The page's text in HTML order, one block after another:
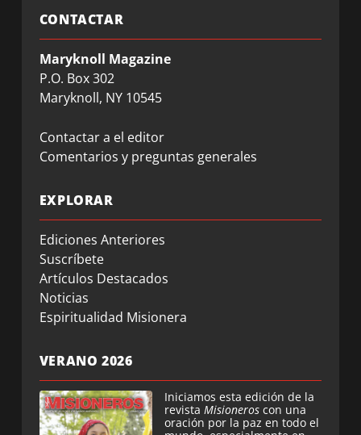
CONTACTAR
Maryknoll Magazine
P.O. Box 302
Maryknoll, NY 10545
Contactar a el editor
Comentarios y preguntas generales
EXPLORAR
Ediciones Anteriores
Suscríbete
Artículos Destacados
Noticias
Espiritualidad Misionera
VERANO 2026
Iniciamos esta edición de la
revista Misioneros con una
oración por la paz en todo el